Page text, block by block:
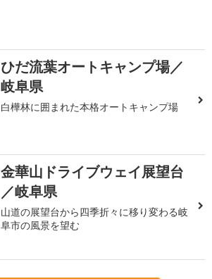
ひだ流葉オートキャンプ場／
岐阜県
白樺林に囲まれた本格オートキャンプ場
金華山ドライブウェイ展望台
／岐阜県
山道の展望台から四季折々に移り変わる岐
阜市の風景を望む